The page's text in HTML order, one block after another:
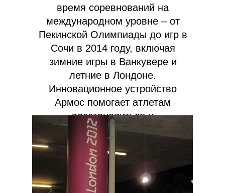
время соревнований на
международном уровне – от
Пекинской Олимпиады до игр в
Сочи в 2014 году, включая
зимние игры в Ванкувере и
летние в Лондоне.
Инновационное устройство
Армос помогает атлетам
восстановиться и
поддерживать физическое
состояние на высоте.